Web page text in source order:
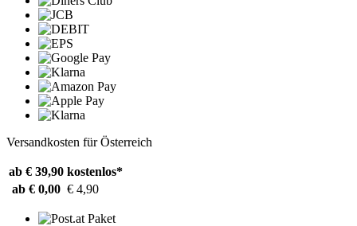
Versandkosten für Österreich
ab € 39,90 kostenlos*
ab € 0,00 € 4,90